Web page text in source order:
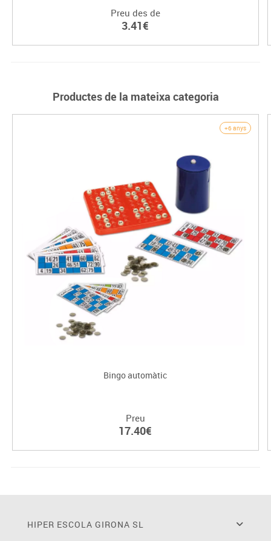
Preu des de
3.41€
Productes de la mateixa categoria
+6 anys
Bingo automàtic
Preu
17.40€
HIPER ESCOLA GIRONA SL